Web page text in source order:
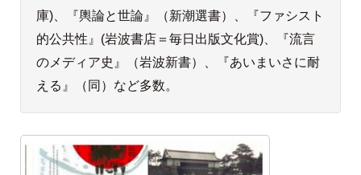
庫)、『輿論と世論』（新潮選書）、『ファシスト
的公共性』(岩波書店＝毎日出版文化賞)、『流言
のメディア史』（岩波新書）、『あいまいさに耐
える』（同）など多数。